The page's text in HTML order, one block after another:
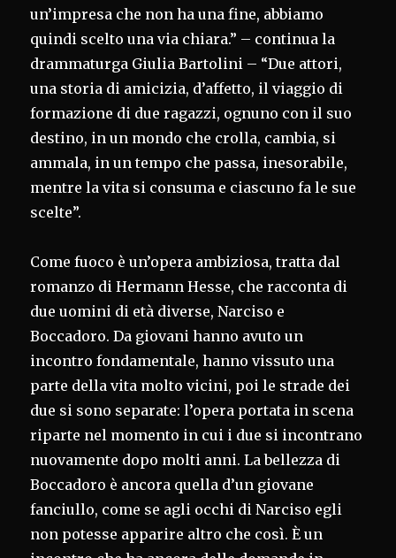
un’impresa che non ha una fine, abbiamo
quindi scelto una via chiara.” – continua la
drammaturga Giulia Bartolini – “Due attori,
una storia di amicizia, d’affetto, il viaggio di
formazione di due ragazzi, ognuno con il suo
destino, in un mondo che crolla, cambia, si
ammala, in un tempo che passa, inesorabile,
mentre la vita si consuma e ciascuno fa le sue
scelte”.
Come fuoco è un’opera ambiziosa, tratta dal
romanzo di Hermann Hesse, che racconta di
due uomini di età diverse, Narciso e
Boccadoro. Da giovani hanno avuto un
incontro fondamentale, hanno vissuto una
parte della vita molto vicini, poi le strade dei
due si sono separate: l’opera portata in scena
riparte nel momento in cui i due si incontrano
nuovamente dopo molti anni. La bellezza di
Boccadoro è ancora quella d’un giovane
fanciullo, come se agli occhi di Narciso egli
non potesse apparire altro che così. È un